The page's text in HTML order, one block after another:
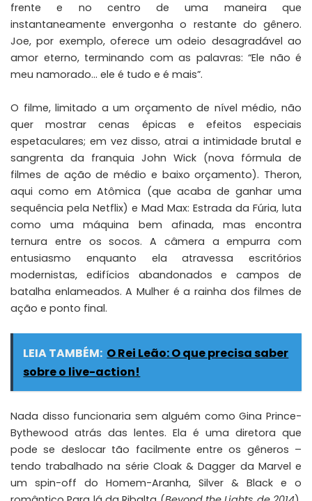
frente e no centro de uma maneira que
instantaneamente envergonha o restante do gênero.
Joe, por exemplo, oferece um odeio desagradável ao
amor eterno, terminando com as palavras: “Ele não é
meu namorado… ele é tudo e é mais”.
O filme, limitado a um orçamento de nível médio, não
quer mostrar cenas épicas e efeitos especiais
espetaculares; em vez disso, atrai a intimidade brutal e
sangrenta da franquia John Wick (nova fórmula de
filmes de ação de médio e baixo orçamento). Theron,
aqui como em Atômica (que acaba de ganhar uma
sequência pela Netflix) e Mad Max: Estrada da Fúria, luta
como uma máquina bem afinada, mas encontra
ternura entre os socos. A câmera a empurra com
entusiasmo enquanto ela atravessa escritórios
modernistas, edifícios abandonados e campos de
batalha enlameados. A Mulher é a rainha dos filmes de
ação e ponto final.
LEIA TAMBÉM: O Rei Leão: O que precisa saber
sobre o live-action!
Nada disso funcionaria sem alguém como Gina Prince-
Bythewood atrás das lentes. Ela é uma diretora que
pode se deslocar tão facilmente entre os gêneros –
tendo trabalhado na série Cloak & Dagger da Marvel e
um spin-off do Homem-Aranha, Silver & Black e o